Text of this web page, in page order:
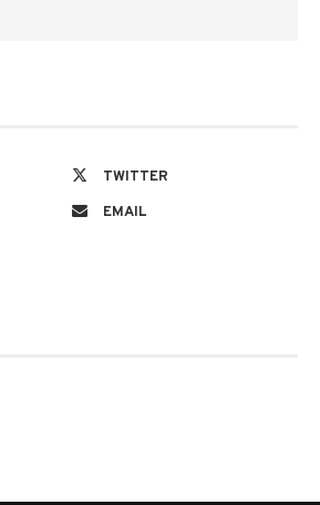
TWITTER
EMAIL